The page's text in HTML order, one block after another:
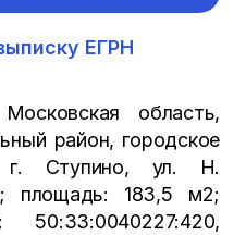
ЕГРН
область,
район, городское
г. Ступино, ул. Н.
площадь: 183,5 м2;
50:33:0040227:420,